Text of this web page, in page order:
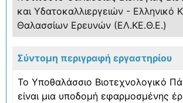
και Υδατοκαλλιεργειών - Ελληνικό
Θαλασσίων Ερευνών (ΕΛ.ΚΕ.Θ.Ε.)
Σύντομη περιγραφή εργαστηρίου
Το Υποθαλάσσιο Βιοτεχνολογικό
είναι μια υποδομή εφαρμοσμένης